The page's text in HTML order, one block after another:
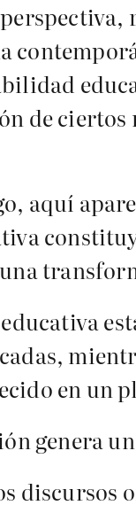
de
aquí
en un
genera
discursos